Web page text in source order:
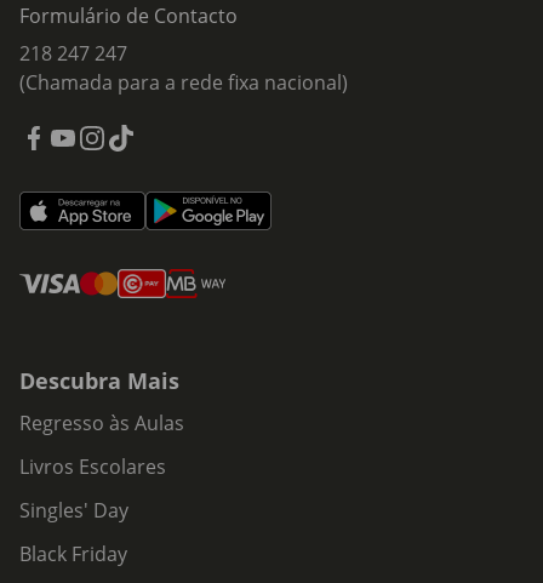
Formulário de Contacto
218 247 247
(Chamada para a rede fixa nacional)
Descubra Mais
Regresso às Aulas
Livros Escolares
Singles' Day
Black Friday